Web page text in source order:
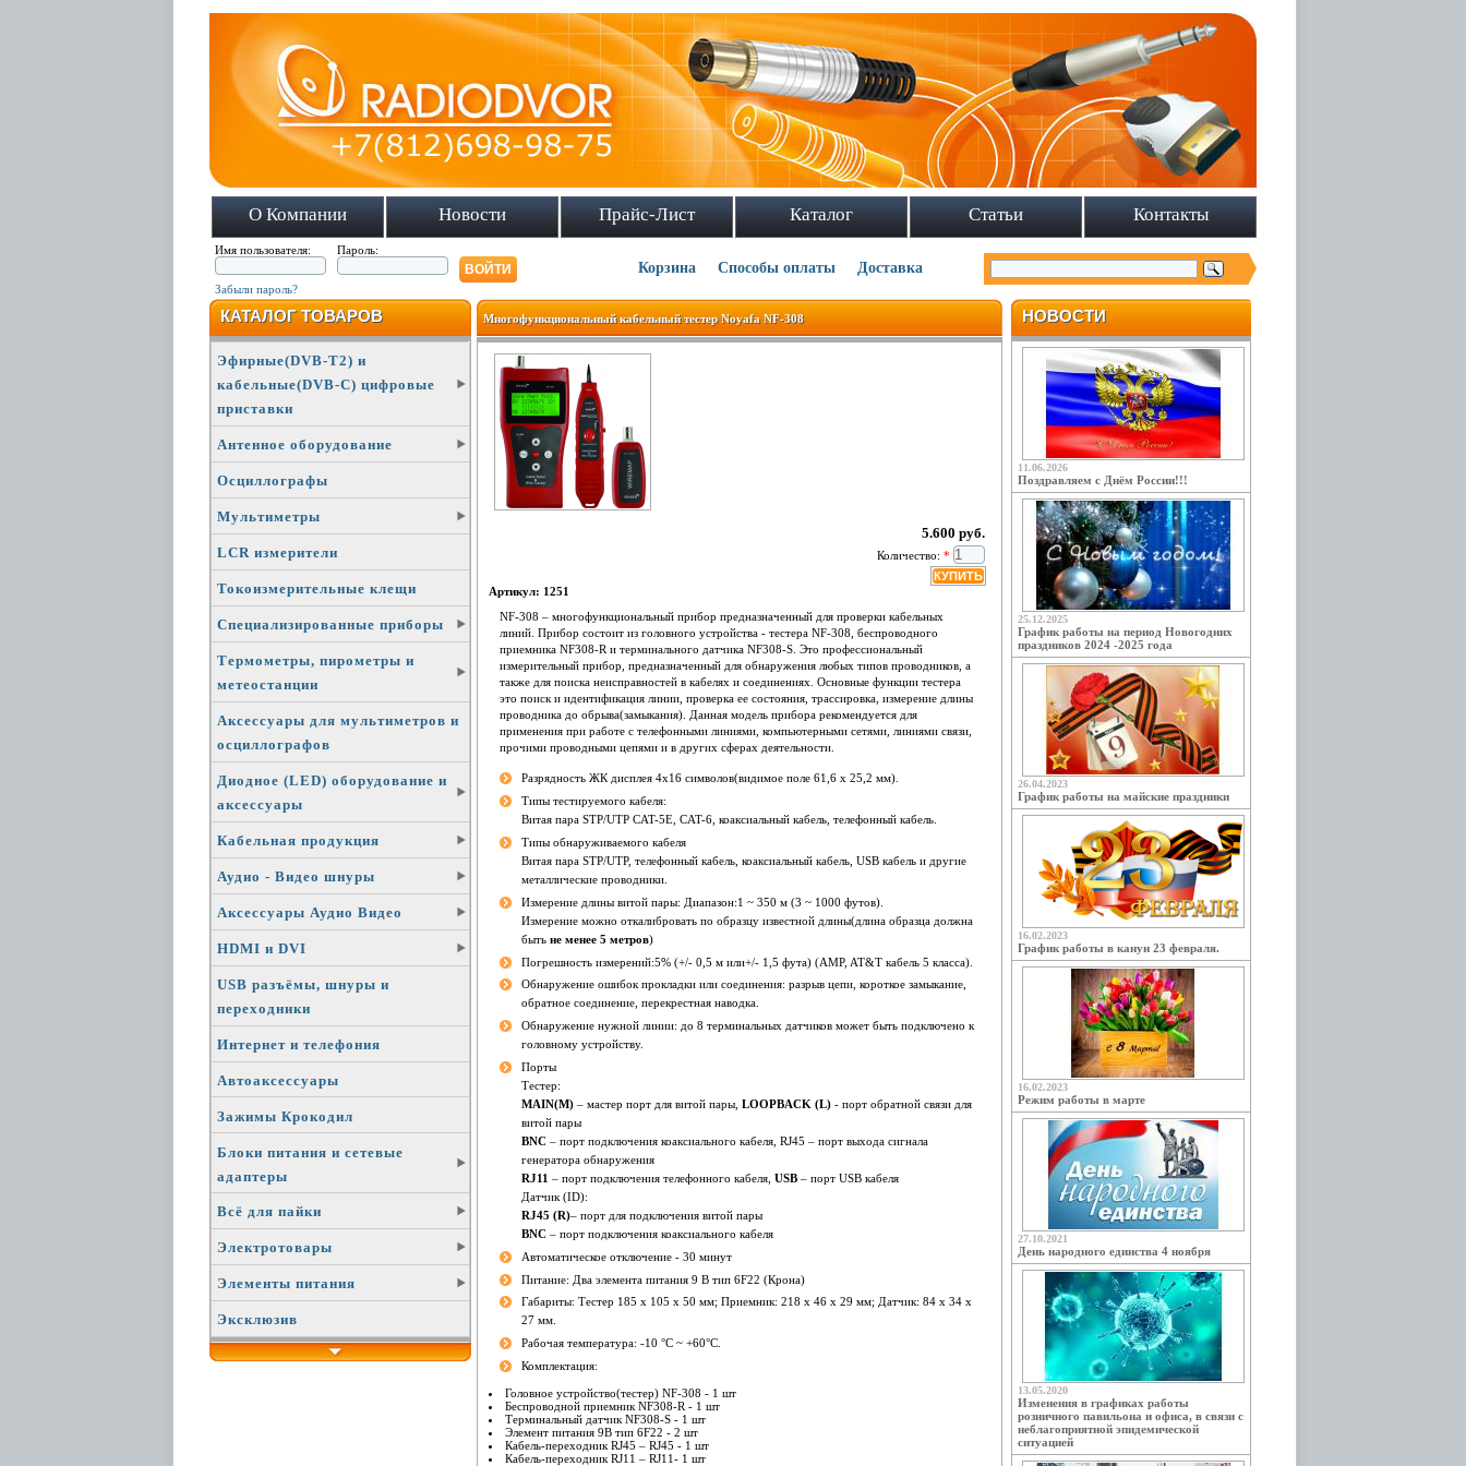
О Компании Новости Прайс-Лист Каталог Статьи Контакты
Имя пользователя: Пароль:
Забыли пароль?
Корзина Способы оплаты Доставка
КАТАЛОГ ТОВАРОВ
Эфирные(DVB-T2) и
кабельные(DVB-C) цифровые
приставки
Антенное оборудование
Осциллографы
Мультиметры
LCR измерители
Токоизмерительные клещи
Специализированные приборы
Термометры, пирометры и
метеостанции
Аксессуары для мультиметров и
осциллографов
Диодное (LED) оборудование и
аксессуары
Кабельная продукция
Аудио - Видео шнуры
Аксессуары Аудио Видео
HDMI и DVI
USB разъёмы, шнуры и
переходники
Интернет и телефония
Автоаксессуары
Зажимы Крокодил
Блоки питания и сетевые
адаптеры
Всё для пайки
Электротовары
Элементы питания
Эксклюзив
НОВОСТИ
11.06.2026
Поздравляем с Днём России!!!
25.12.2025
График работы на период Новогодних
праздников 2024 -2025 года
26.04.2023
График работы на майские праздники
16.02.2023
График работы в канун 23 февраля.
16.02.2023
Режим работы в марте
27.10.2021
День народного единства 4 ноября
13.05.2020
Изменения в графиках работы
розничного павильона и офиса, в связи с
неблагоприятной эпидемической
ситуацией
Многофункциональный кабельный тестер Noyafa NF-308
5.600 руб.
Количество:*
Артикул: 1251
NF-308 – многофункциональный прибор предназначенный для проверки кабельных
линий. Прибор состоит из головного устройства - тестера NF-308, беспроводного
приемника NF308-R и терминального датчика NF308-S. Это профессиональный
измерительный прибор, предназначенный для обнаружения любых типов проводников, а
также для поиска неисправностей в кабелях и соединениях. Основные функции тестера
это поиск и идентификация линии, проверка ее состояния, трассировка, измерение длины
проводника до обрыва(замыкания). Данная модель прибора рекомендуется для
применения при работе с телефонными линиями, компьютерными сетями, линиями связи,
прочими проводными цепями и в других сферах деятельности.
Разрядность ЖК дисплея 4х16 символов(видимое поле 61,6 х 25,2 мм).
Типы тестируемого кабеля:
Витая пара STP/UTP CAT-5E, CAT-6, коаксиальный кабель, телефонный кабель.
Типы обнаруживаемого кабеля
Витая пара STP/UTP, телефонный кабель, коаксиальный кабель, USB кабель и другие
металлические проводники.
Измерение длины витой пары: Диапазон:1 ~ 350 м (3 ~ 1000 футов).
Измерение можно откалибровать по образцу известной длины(длина образца должна
быть не менее 5 метров)
Погрешность измерений:5% (+/- 0,5 м или+/- 1,5 фута) (AMP, AT&T кабель 5 класса).
Обнаружение ошибок прокладки или соединения: разрыв цепи, короткое замыкание,
обратное соединение, перекрестная наводка.
Обнаружение нужной линии: до 8 терминальных датчиков может быть подключено к
головному устройству.
Порты
Тестер:
MAIN(M) – мастер порт для витой пары, LOOPBACK (L) - порт обратной связи для
витой пары
BNC – порт подключения коаксиального кабеля, RJ45 – порт выхода сигнала
генератора обнаружения
RJ11 – порт подключения телефонного кабеля, USB – порт USB кабеля
Датчик (ID):
RJ45 (R)– порт для подключения витой пары
BNC – порт подключения коаксиального кабеля
Автоматическое отключение - 30 минут
Питание: Два элемента питания 9 В тип 6F22 (Крона)
Габариты: Тестер 185 х 105 х 50 мм; Приемник: 218 х 46 х 29 мм; Датчик: 84 х 34 х
27 мм.
Рабочая температура: -10 °С ~ +60°С.
Комплектация:
Головное устройство(тестер) NF-308 - 1 шт
Беспроводной приемник NF308-R - 1 шт
Терминальный датчик NF308-S - 1 шт
Элемент питания 9В тип 6F22 - 2 шт
Кабель-переходник RJ45 – RJ45 - 1 шт
Кабель-переходник RJ11 – RJ11- 1 шт